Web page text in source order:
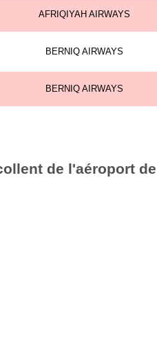
AFRIQIYAH AIRWAYS
BERNIQ AIRWAYS
BERNIQ AIRWAYS
de l'aéroport